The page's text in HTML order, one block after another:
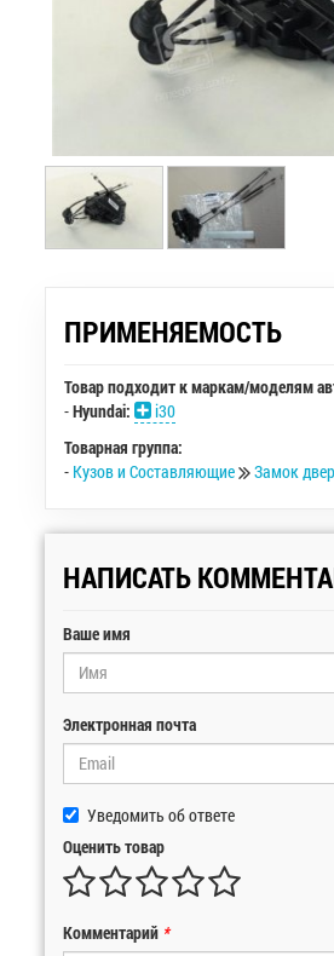
ПРИМЕНЯЕМОСТЬ
Товар подходит к маркам/моделям
-Hyundai:
i30
Товарная группа:
- Кузов и Составляющие Замок
НАПИСАТЬ
Ваше имя
Электронная почта
Уведомить об ответе
Оценить товар
Комментарий *